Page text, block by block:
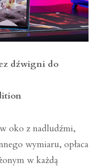
dźwigni do
oko z nadludźmi,
wymiaru, opłaca
w każdą